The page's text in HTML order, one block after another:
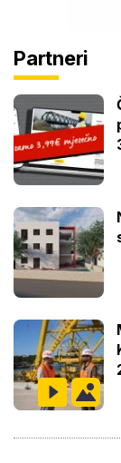
Partneri